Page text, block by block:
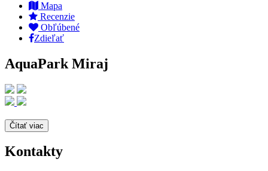
Mapa
Recenzie
Obľúbené
Zdieľať
AquaPark Miraj
Čítať viac
Kontakty